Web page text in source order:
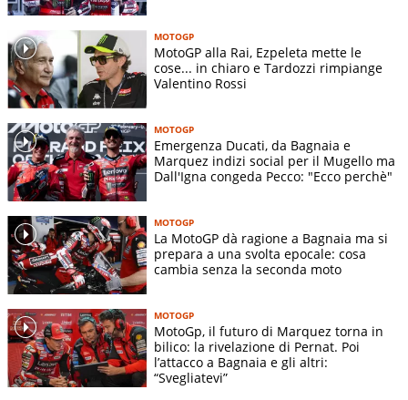
MOTOGP
MotoGP alla Rai, Ezpeleta mette le
cose... in chiaro e Tardozzi rimpiange
Valentino Rossi
MOTOGP
Emergenza Ducati, da Bagnaia e
Marquez indizi social per il Mugello ma
Dall'Igna congeda Pecco: "Ecco perchè"
MOTOGP
La MotoGP dà ragione a Bagnaia ma si
prepara a una svolta epocale: cosa
cambia senza la seconda moto
MOTOGP
MotoGp, il futuro di Marquez torna in
bilico: la rivelazione di Pernat. Poi
l’attacco a Bagnaia e gli altri:
“Svegliatevi”